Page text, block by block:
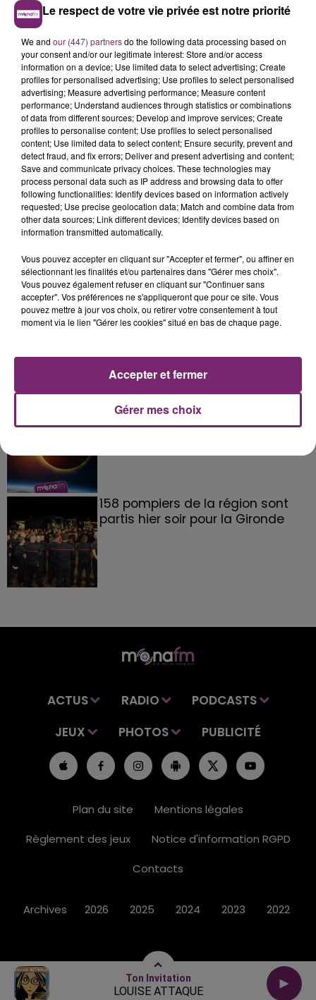
Ton Invitation
LOUISE ATTAQUE
A gagner : 2 places en Delacourt niveau 0, 2 places en Delacourt niveau 1, 2 places en
Trannin.
Jeu terminé !
Félicitations aux gagnants et merci à tous les
participants.
Un mail est envoyé aux gagnants. Vérifiez vos
SPAM.
La Bulle - Guinguette éphémère
de Frelinghien !
éclipse solaire du 12 Août 2026
158 pompiers de la région sont
partis hier soir pour la Gironde
ACTUS RADIO
PODCASTS
JEUX
PHOTOS PUBLICITÉ
Plan du site
Mentions légales
Règlement des jeux
Notice d'information RGPD
Contacts
Archives 2026 2025 2024 2023 2022
Le respect de votre vie privée est notre priorité
We and our (447) partnersdo the following data processing based on
your consent and/or our legitimate interest: Store and/or access
information on a device; Use limited data to select advertising; Create
profiles for personalised advertising; Use profiles to select personalised
advertising; Measure advertising performance; Measure content
performance; Understand audiences through statistics or combinations
of data from different sources; Develop and improve services; Create
profiles to personalise content; Use profiles to select personalised
content; Use limited data to select content; Ensure security, prevent and
detect fraud, and fix errors; Deliver and present advertising and content;
Save and communicate privacy choices. These technologies may
process personal data such as IP address and browsing data to offer
following functionalities: Identify devices based on information actively
requested; Use precise geolocation data; Match and combine data from
other data sources; Link different devices; Identify devices based on
information transmitted automatically.
Vous pouvez accepter en cliquant sur "Accepter et fermer", ou affiner en
sélectionnant les finalités et/ou partenaires dans "Gérer mes choix".
Vous pouvez également refuser en cliquant sur "Continuer sans
accepter". Vos préférences ne s'appliqueront que pour ce site. Vous
pouvez mettre à jour vos choix, ou retirer votre consentement à tout
moment via le lien "Gérer les cookies" situé en bas de chaque page.
Gérer mes choix
Accepter et fermer